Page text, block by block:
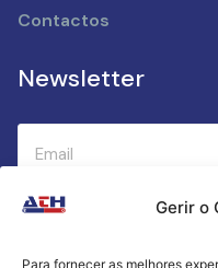
Gerir o
Para fornecer as melhores
Contactos
Newsletter